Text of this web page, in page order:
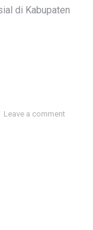
di Kabupaten
Leave a comment